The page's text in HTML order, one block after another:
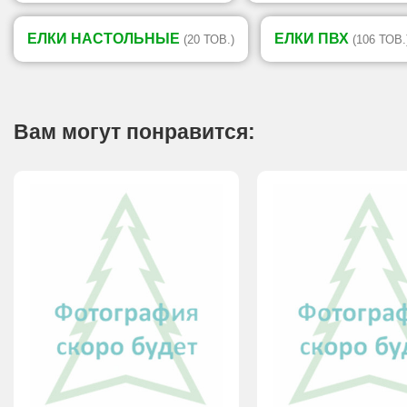
ЕЛКИ НАСТОЛЬНЫЕ (20 ТОВ.) ЕЛКИ ПВХ (106
Вам могут понравится: